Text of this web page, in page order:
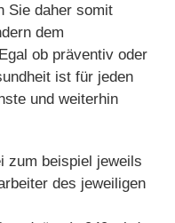
Sie daher somit
dem
ob präventiv oder
ist für jeden
und weiterhin
zum beispiel jeweils
des jeweiligen